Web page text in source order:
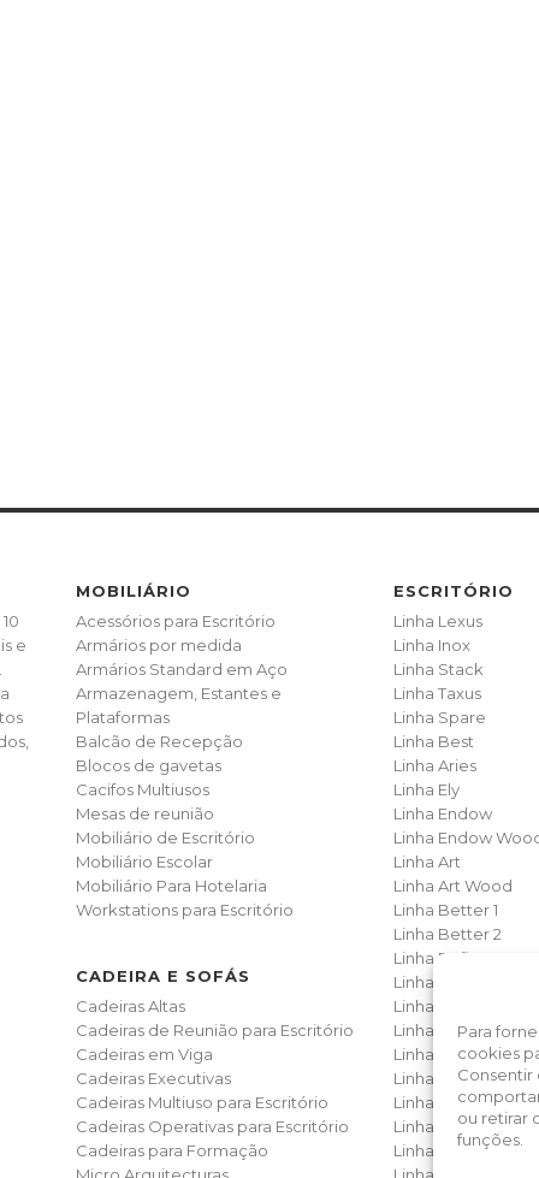
Para
cookies
Consentir
ou retirar
funções.
e
MOBILIÁRIO
Acessórios para Escritório
Armários por medida
Armários Standard em Aço
Armazenagem, Estantes e
Plataformas
Balcão de Recepção
Blocos de gavetas
Cacifos Multiusos
Mesas de reunião
Mobiliário de Escritório
Mobiliário Escolar
Mobiliário Para Hotelaria
Workstations para Escritório
CADEIRA E SOFÁS
Cadeiras Altas
Cadeiras de Reunião para Escritório
Cadeiras em Viga
Cadeiras Executivas
Cadeiras Multiuso para Escritório
Cadeiras Operativas para Escritório
Cadeiras para Formação
ESCRITÓRIO
Linha Lexus
Linha Inox
Linha Stack
Linha Taxus
Linha Spare
Linha Best
Linha Aries
Linha Ely
Linha Endow
Linha Endow
Linha Art
Linha Art Wood
Linha Better 1
Linha Better 2
Linha Reflexos
Linha Nisa
Linha Dream
Linha Ofy
Linha Noa
Linha Noa Wood
Linha Solução
Linha Multy
Linha T70